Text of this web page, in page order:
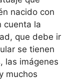
nacido con
cuenta la
que debe ir
se tienen
las imágenes
muchos